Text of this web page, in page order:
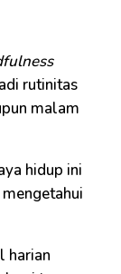
rutinitas
malam
hidup ini
harian